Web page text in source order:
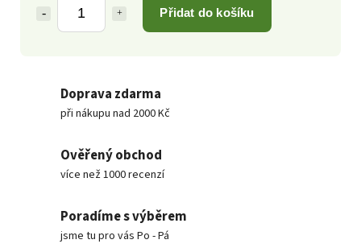
Přidat do košíku
Doprava zdarma
při nákupu nad 2000 Kč
Ověřený obchod
více než 1000 recenzí
Poradíme s výběrem
jsme tu pro vás Po - Pá